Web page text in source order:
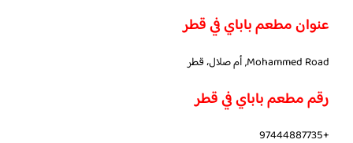
عنوان مطعم باباي في قطر
Mohammed Road, أم صلال، قطر
رقم مطعم باباي في قطر
+97444887735